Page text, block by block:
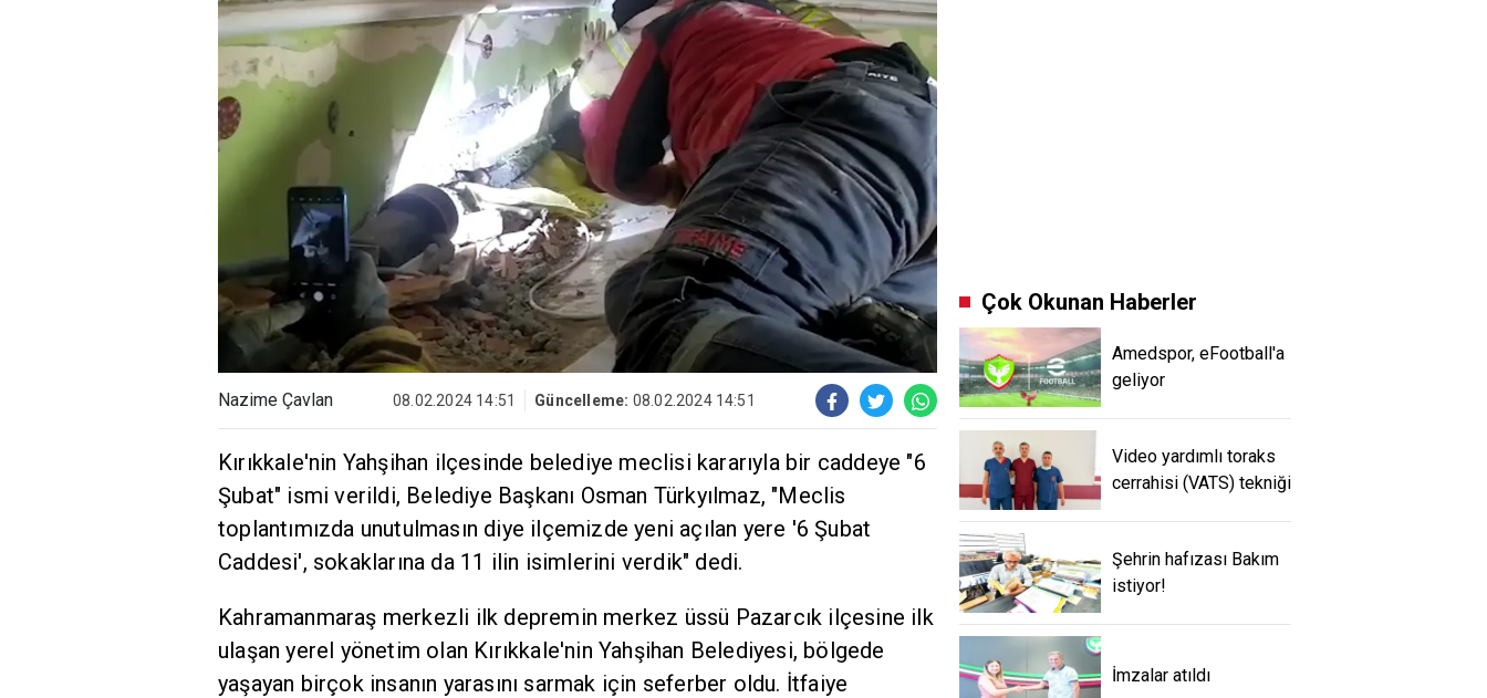
Nazime Çavlan 08.02.2024 14:51 Güncelleme: 08.02.2024 14:51
Kırıkkale'nin Yahşihan ilçesinde belediye meclisi kararıyla bir caddeye "6
Şubat" ismi verildi, Belediye Başkanı Osman Türkyılmaz, "Meclis
toplantımızda unutulmasın diye ilçemizde yeni açılan yere '6 Şubat
Caddesi', sokaklarına da 11 ilin isimlerini verdik" dedi.
Kahramanmaraş merkezli ilk depremin merkez üssü Pazarcık ilçesine ilk
ulaşan yerel yönetim olan Kırıkkale'nin Yahşihan Belediyesi, bölgede
yaşayan birçok insanın yarasını sarmak için seferber oldu. İtfaiye
Çok Okunan Haberler
Amedspor, eFootball'a
geliyor
Video yardımlı toraks
cerrahisi (VATS) tekniği
Şehrin hafızası Bakım
istiyor!
İmzalar atıldı